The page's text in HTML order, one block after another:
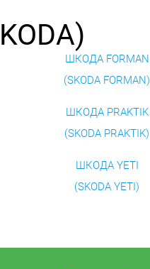
ШКОДА FORMAN
(SKODA FORMAN)
ШКОДА PRAKTIK
(SKODA PRAKTIK)
ШКОДА YETI
(SKODA YETI)